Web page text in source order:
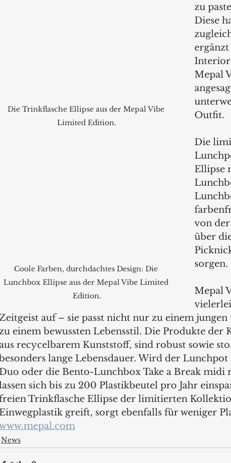
Die Trinkflasche Ellipse aus der Mepal Vibe
Limited Edition.
zu
Diese
Mepal
Outfit.
Coole Farben, durchdachtes Design: Die
Lunchbox Ellipse aus der Mepal Vibe Limited
Edition.
Die
Ellipse
von
über
sorgen.
Mepal
auf – sie passt nicht nur zu einem
einem bewussten Lebensstil. Die Produkte der
recycelbarem Kunststoff, sind robust sowie
lange Lebensdauer. Wird der
oder die Bento-Lunchbox Take a Break midi
sich bis zu 200 Plastikbeutel pro Jahr
Trinkflasche Ellipse der limitierten
greift, sorgt ebenfalls für weniger
News